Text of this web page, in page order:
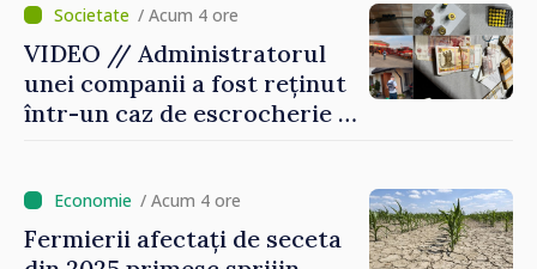
suntem rezistenți și știm să
ne punctăm prioritățile
pentru viitor”
/ Acum 4 ore
VIDEO // Administratorul
unei companii a fost reținut
într-un caz de escrocherie și
domeniul agricol
/ Acum 4 ore
Fermierii afectați de seceta